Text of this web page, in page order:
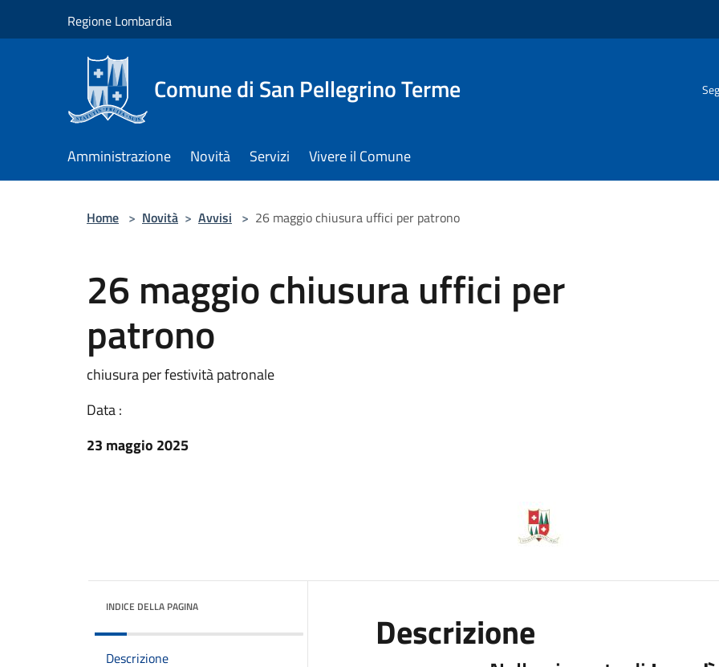
Regione Lombardia
Comune di San Pellegrino Terme
Amministrazione Novità Servizi Vivere il Comune
Home > Novità > Avvisi > 26 maggio chiusura uffici per patrono
26 maggio chiusura uffici per
patrono
chiusura per festività patronale
Data :
23 maggio 2025
INDICE DELLA PAGINA
Descrizione
Descrizione